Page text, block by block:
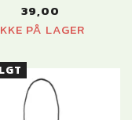
39,00
PÅ LAGER